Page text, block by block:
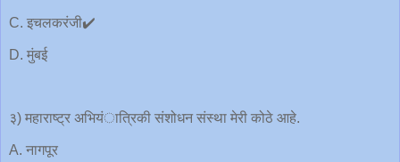
C. इचलकरंजी✔️
D. मुंबई
३) महाराष्ट्र अभियंात्रिकी संशोधन संस्था मेरी कोठे आहे.
A. नागपूर